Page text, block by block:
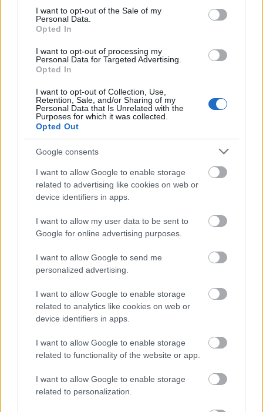
consent section.
I want to opt-out of the Sale of my
Personal Data.
Opted In
I want to opt-out of processing my
Personal Data for Targeted Advertising.
Opted In
I want to opt-out of Collection, Use,
Retention, Sale, and/or Sharing of my
Personal Data that Is Unrelated with the
Purposes for which it was collected.
Opted Out
Google consents
I want to allow Google to enable storage
related to advertising like cookies on web or
device identifiers in apps.
I want to allow my user data to be sent to
Google for online advertising purposes.
I want to allow Google to send me
personalized advertising.
I want to allow Google to enable storage
related to analytics like cookies on web or
device identifiers in apps.
I want to allow Google to enable storage
related to functionality of the website or app.
I want to allow Google to enable storage
related to personalization.
Ταύρος-πλατεία Π. Βακαλοπούλου (π.
Μακεδονίας): Κινητή Μονάδα ΕΟΔΥ κατά τις
ώρες 09:00-14:00, rapid test για HIV/AIDS,
Ηπατίτιδα Β, Ηπατίτιδα C, Σύφιλη
Πέμπτη, 22/05/2025
Δάφνη: ΚΕΠ Υγείας Δάφνης-Υμηττού /
Δερβενακίων 13, εντός Πλατείας Δημαρχείου
Δάφνης: Κινητή Μονάδα ΕΟΔΥ, κατά τις ώρες
09:00-14:00, rapid test για HIV/AIDS, Ηπατίτιδα
Β, Ηπατίτιδα C, Σύφιλη